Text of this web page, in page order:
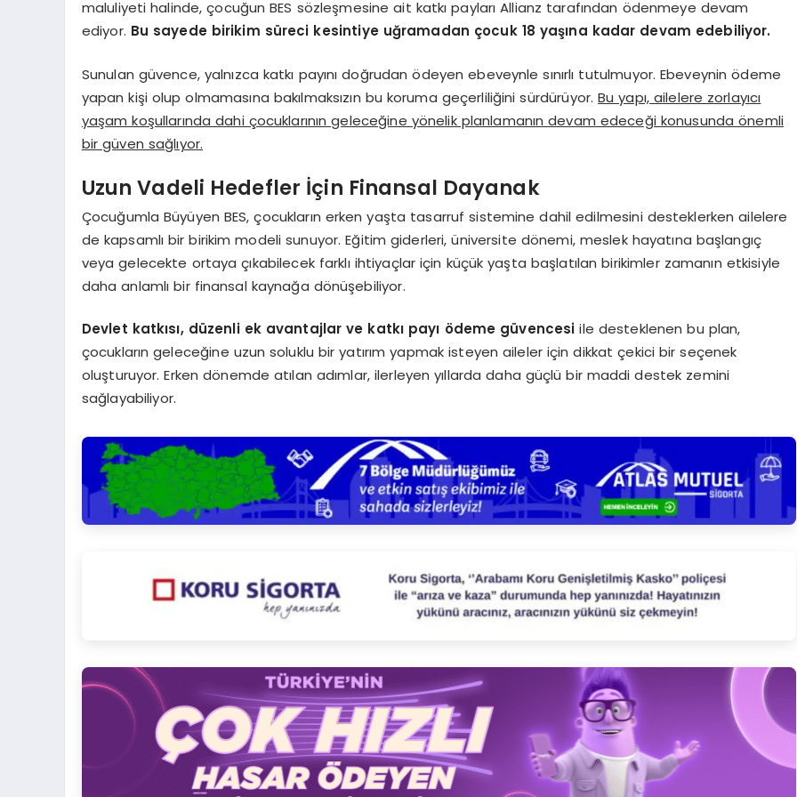
maluliyeti halinde, çocuğun BES sözleşmesine ait katkı payları Allianz tarafından ödenmeye devam
ediyor. Bu sayede birikim süreci kesintiye uğramadan çocuk 18 yaşına kadar devam edebiliyor.
Sunulan güvence, yalnızca katkı payını doğrudan ödeyen ebeveynle sınırlı tutulmuyor. Ebeveynin ödeme
yapan kişi olup olmamasına bakılmaksızın bu koruma geçerliliğini sürdürüyor.Bu yapı, ailelere zorlayıcı
yaşam koşullarında dahi çocuklarının geleceğine yönelik planlamanın devam edeceği konusunda önemli
bir güven sağlıyor.
Uzun Vadeli Hedefler İçin Finansal Dayanak
Çocuğumla Büyüyen BES, çocukların erken yaşta tasarruf sistemine dahil edilmesini desteklerken ailelere
de kapsamlı bir birikim modeli sunuyor. Eğitim giderleri, üniversite dönemi, meslek hayatına başlangıç
veya gelecekte ortaya çıkabilecek farklı ihtiyaçlar için küçük yaşta başlatılan birikimler zamanın etkisiyle
daha anlamlı bir finansal kaynağa dönüşebiliyor.
Devlet katkısı, düzenli ek avantajlar ve katkı payı ödeme güvencesi ile desteklenen bu plan,
çocukların geleceğine uzun soluklu bir yatırım yapmak isteyen aileler için dikkat çekici bir seçenek
oluşturuyor. Erken dönemde atılan adımlar, ilerleyen yıllarda daha güçlü bir maddi destek zemini
sağlayabiliyor.